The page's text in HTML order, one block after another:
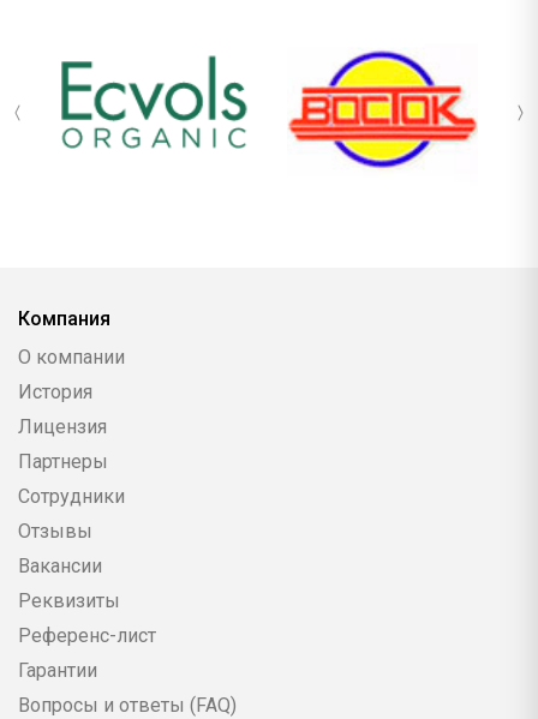
Компания
О компании
История
Лицензия
Партнеры
Сотрудники
Отзывы
Вакансии
Реквизиты
Референс-лист
Гарантии
Вопросы и ответы (FAQ)